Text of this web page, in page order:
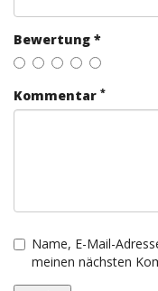
Bewertung *
Kommentar *
Name, E-Mail-
meinen nächsten